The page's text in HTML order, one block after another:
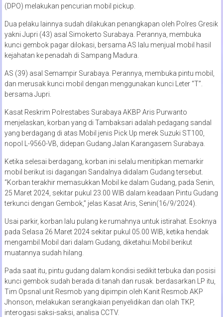
(DPO) melakukan pencurian mobil pickup.
Dua pelaku lainnya sudah dilakukan penangkapan oleh Polres Gresik
yakni Jupri (43) asal Simokerto Surabaya. Perannya, membuka
kunci gembok pagar dilokasi, bersama AS lalu menjual mobil hasil
kejahatan ke penadah di Sampang Madura.
AS (39) asal Semampir Surabaya. Perannya, membuka pintu mobil,
dan merusak kunci mobil dengan menggunakan kunci Leter “T”.
bersama Jupri.
Kasat Reskrim Polrestabes Surabaya AKBP Aris Purwanto
menjelaskan, korban yang di Tambaksari adalah pedagang sandal
yang berdagang di atas Mobil jenis Pick Up merek Suzuki ST100,
nopol L-9560-VB, didepan Gudang Jalan Karangasem Surabaya.
Ketika selesai berdagang, korban ini selalu menitipkan memarkir
mobil berikut isi dagangan Sandalnya didalam Gudang tersebut.
“Korban terakhir memasukkan Mobil ke dalam Gudang, pada Senin,
25 Maret 2024, sekitar pukul 23.00 WIB dalam keadaan Pintu Gudang
terkunci dengan Gembok,” jelas Kasat Aris, Senin(16/9/2024).
Usai parkir, korban lalu pulang ke rumahnya untuk istirahat. Esoknya
pada Selasa 26 Maret 2024 sekitar pukul 05.00 WIB, ketika hendak
mengambil Mobil dari dalam Gudang, diketahui Mobil berikut
muatannya sudah hilang.
Pada saat itu, pintu gudang dalam kondisi sedikit terbuka dan posisi
kunci gembok sudah berada di tanah dan rusak. berdasarkan LP itu,
Tim Opsnal unit Resmob yang dipimpin oleh Kanit Resmob AKP
Jhonson, melakukan serangkaian penyelidikan dan olah TKP,
interogasi saksi-saksi, analisa CCTV.